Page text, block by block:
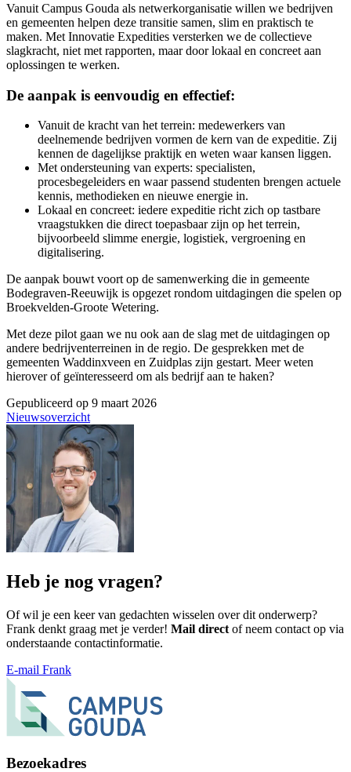
Vanuit Campus Gouda als netwerkorganisatie willen we bedrijven
en gemeenten helpen deze transitie samen, slim en praktisch te
maken. Met Innovatie Expedities versterken we de collectieve
slagkracht, niet met rapporten, maar door lokaal en concreet aan
oplossingen te werken.
De aanpak is eenvoudig en effectief:
Vanuit de kracht van het terrein: medewerkers van
deelnemende bedrijven vormen de kern van de expeditie. Zij
kennen de dagelijkse praktijk en weten waar kansen liggen.
Met ondersteuning van experts: specialisten,
procesbegeleiders en waar passend studenten brengen actuele
kennis, methodieken en nieuwe energie in.
Lokaal en concreet: iedere expeditie richt zich op tastbare
vraagstukken die direct toepasbaar zijn op het terrein,
bijvoorbeeld slimme energie, logistiek, vergroening en
digitalisering.
De aanpak bouwt voort op de samenwerking die in gemeente
Bodegraven-Reeuwijk is opgezet rondom uitdagingen die spelen op
Broekvelden-Groote Wetering.
Met deze pilot gaan we nu ook aan de slag met de uitdagingen op
andere bedrijventerreinen in de regio. De gesprekken met de
gemeenten Waddinxveen en Zuidplas zijn gestart. Meer weten
hierover of geïnteresseerd om als bedrijf aan te haken?
Gepubliceerd op 9 maart 2026
Nieuwsoverzicht
Heb je nog vragen?
Of wil je een keer van gedachten wisselen over dit onderwerp?
Frank denkt graag met je verder! Mail direct of neem contact op via
onderstaande contactinformatie.
E-mail Frank
Bezoekadres